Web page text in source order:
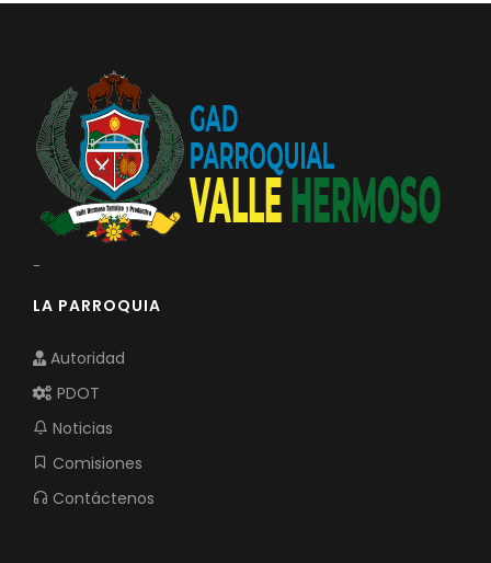
-
LA PARROQUIA
Autoridad
PDOT
Noticias
Comisiones
Contáctenos